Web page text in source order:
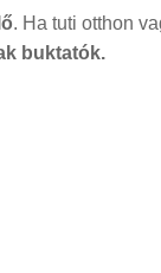
. Ha tuti otthon
buktatók.